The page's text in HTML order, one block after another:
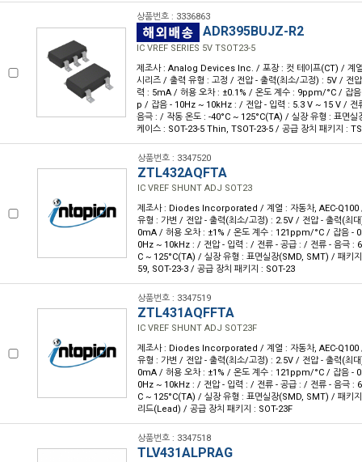
상품번호 : 3336863
ADR395BUJZ-R2
IC VREF SERIES 5V TSOT23-5
제조사 : Analog Devices Inc. / 포장 : 컷 테이프(CT) / 계
시리즈 / 출력 유형 : 고정 / 전압 - 출력(최소/고정) : 5V / 전
력 : 5mA / 허용 오차 : ±0.1% / 온도 계수 : 9ppm/°C / 잡
p / 잡음 - 10Hz ~ 10kHz : / 전압 - 입력 : 5.3 V ~ 15 V / 전
음극 : / 작동 온도 : -40°C ~ 125°C(TA) / 실장 유형 : 표면
케이스 : SOT-23-5 Thin, TSOT-23-5 / 공급 장치 패키지 :
상품번호 : 3347520
ZTL432AQFTA
IC VREF SHUNT ADJ SOT23
제조사 : Diodes Incorporated / 계열 : 자동차, AEC-Q100
유형 : 가변 / 전압 - 출력(최소/고정) : 2.5V / 전압 - 출력(최
0mA / 허용 오차 : ±1% / 온도 계수 : 121ppm/°C / 잡음 -
0Hz ~ 10kHz : / 전압 - 입력 : / 전류 - 공급 : / 전류 - 음극 :
C ~ 125°C(TA) / 실장 유형 : 표면실장(SMD, SMT) / 패키
59, SOT-23-3 / 공급 장치 패키지 : SOT-23
상품번호 : 3347519
ZTL431AQFFTA
IC VREF SHUNT ADJ SOT23F
제조사 : Diodes Incorporated / 계열 : 자동차, AEC-Q100
유형 : 가변 / 전압 - 출력(최소/고정) : 2.5V / 전압 - 출력(최
0mA / 허용 오차 : ±1% / 온도 계수 : 121ppm/°C / 잡음 -
0Hz ~ 10kHz : / 전압 - 입력 : / 전류 - 공급 : / 전류 - 음극 :
C ~ 125°C(TA) / 실장 유형 : 표면실장(SMD, SMT) / 패키
리드(Lead) / 공급 장치 패키지 : SOT-23F
상품번호 : 3347518
TLV431ALPRAG